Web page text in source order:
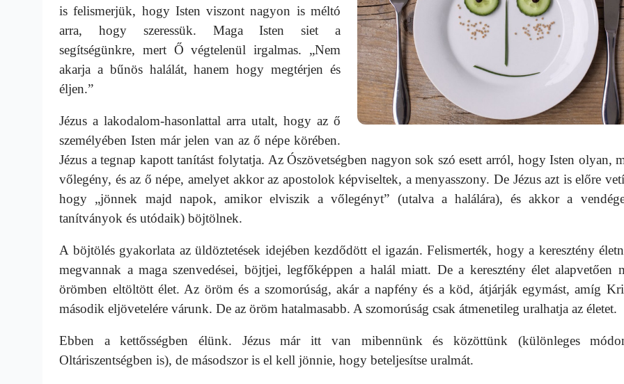
is felismerjük, hogy Isten viszont nagyon is méltó
arra, hogy szeressük. Maga Isten siet a
segítségünkre, mert Ő végtelenül irgalmas. „Nem
akarja a bűnös halálát, hanem hogy megtérjen és
éljen.”
Jézus a lakodalom-hasonlattal arra utalt, hogy az ő
személyében Isten már jelen van az ő népe körében.
Jézus a tegnap kapott tanítást folytatja. Az Ószövetségben nagyon sok szó esett arról, hogy Isten olyan,
vőlegény, és az ő népe, amelyet akkor az apostolok képviseltek, a menyasszony. De Jézus azt is előre
hogy „jönnek majd napok, amikor elviszik a vőlegényt” (utalva a halálára), és akkor a
tanítványok és utódaik) böjtölnek.
A böjtölés gyakorlata az üldöztetések idejében kezdődött el igazán. Felismerték, hogy a keresztény
megvannak a maga szenvedései, böjtjei, legfőképpen a halál miatt. De a keresztény élet alapvetően
örömben eltöltött élet. Az öröm és a szomorúság, akár a napfény és a köd, átjárják egymást, amíg
második eljövetelére várunk. De az öröm hatalmasabb. A szomorúság csak átmenetileg uralhatja az életet.
Ebben a kettősségben élünk. Jézus már itt van mibennünk és közöttünk (különleges
Oltáriszentségben is), de másodszor is el kell jönnie, hogy beteljesítse uralmát.